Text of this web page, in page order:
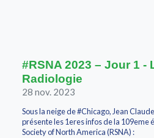
#RSNA 2023 – Jour 1 -
Radiologie
28 nov. 2023
Sous la neige de #Chicago, Jean
présente les 1eres infos de la 109eme
Society of North America (RSNA) :